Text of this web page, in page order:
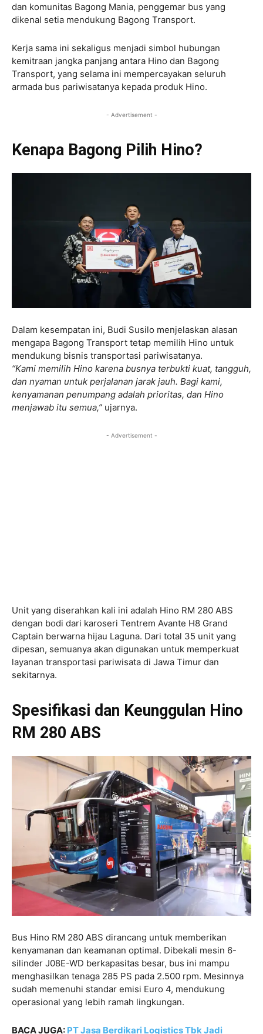
dan komunitas Bagong Mania, penggemar bus yang
dikenal setia mendukung Bagong Transport.
Kerja sama ini sekaligus menjadi simbol hubungan
kemitraan jangka panjang antara Hino dan Bagong
Transport, yang selama ini mempercayakan seluruh
armada bus pariwisatanya kepada produk Hino.
- Advertisement -
Kenapa Bagong Pilih Hino?
Dalam kesempatan ini, Budi Susilo menjelaskan alasan
mengapa Bagong Transport tetap memilih Hino untuk
mendukung bisnis transportasi pariwisatanya.
“Kami memilih Hino karena busnya terbukti kuat, tangguh,
dan nyaman untuk perjalanan jarak jauh. Bagi kami,
kenyamanan penumpang adalah prioritas, dan Hino
menjawab itu semua,” ujarnya.
- Advertisement -
Unit yang diserahkan kali ini adalah Hino RM 280 ABS
dengan bodi dari karoseri Tentrem Avante H8 Grand
Captain berwarna hijau Laguna. Dari total 35 unit yang
dipesan, semuanya akan digunakan untuk memperkuat
layanan transportasi pariwisata di Jawa Timur dan
sekitarnya.
Spesifikasi dan Keunggulan Hino
RM 280 ABS
Bus Hino RM 280 ABS dirancang untuk memberikan
kenyamanan dan keamanan optimal. Dibekali mesin 6-
silinder J08E-WD berkapasitas besar, bus ini mampu
menghasilkan tenaga 285 PS pada 2.500 rpm. Mesinnya
sudah memenuhi standar emisi Euro 4, mendukung
operasional yang lebih ramah lingkungan.
BACA JUGA: PT Jasa Berdikari Logistics Tbk Jadi